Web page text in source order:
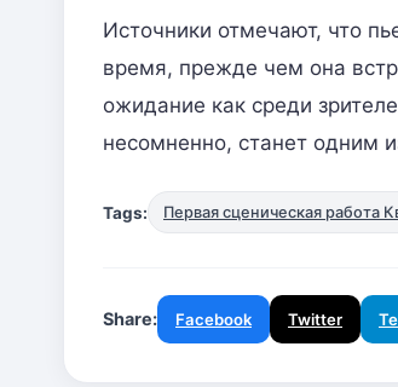
Источники отмечают, что
время, прежде чем она
ожидание как среди
несомненно, станет одним
Tags: Первая сценическая работа
Share: Facebook Twitter